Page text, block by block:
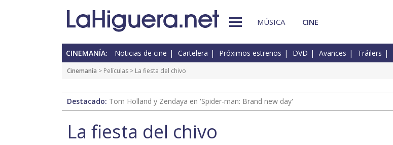
MÚSICA CINE
CINEMANÍA: Noticias de cine Cartelera Próximos estrenos DVD Avances Tráilers
Cinemanía > Películas > La fiesta del chivo
Destacado: Tom Holland y Zendaya en 'Spider-man: Brand new day'
La fiesta del chivo